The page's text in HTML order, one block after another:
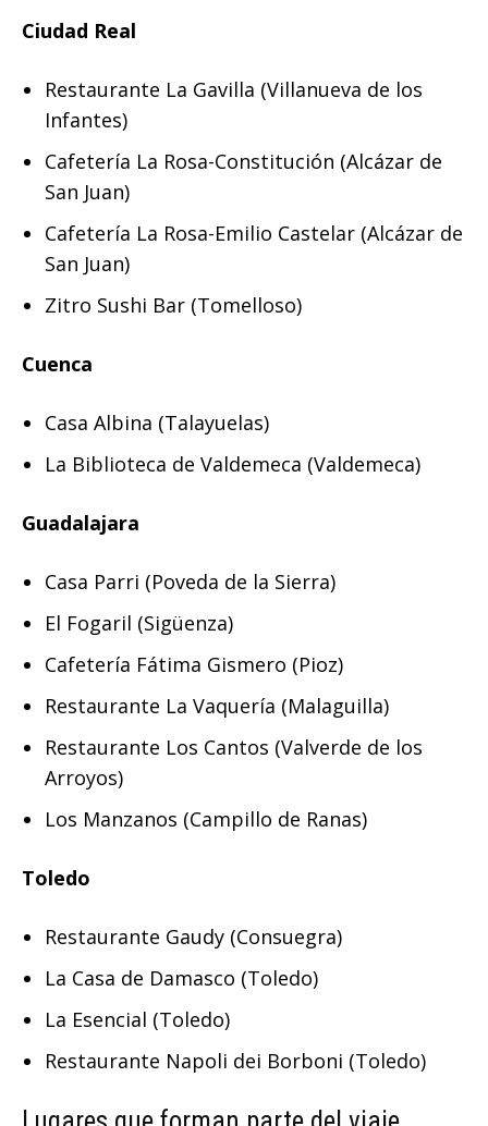
Ciudad Real
Restaurante La Gavilla (Villanueva de los
Infantes)
Cafetería La Rosa-Constitución (Alcázar de
San Juan)
Cafetería La Rosa-Emilio Castelar (Alcázar de
San Juan)
Zitro Sushi Bar (Tomelloso)
Cuenca
Casa Albina (Talayuelas)
La Biblioteca de Valdemeca (Valdemeca)
Guadalajara
Casa Parri (Poveda de la Sierra)
El Fogaril (Sigüenza)
Cafetería Fátima Gismero (Pioz)
Restaurante La Vaquería (Malaguilla)
Restaurante Los Cantos (Valverde de los
Arroyos)
Los Manzanos (Campillo de Ranas)
Toledo
Restaurante Gaudy (Consuegra)
La Casa de Damasco (Toledo)
La Esencial (Toledo)
Restaurante Napoli dei Borboni (Toledo)